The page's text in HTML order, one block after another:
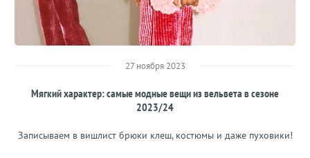
27 ноября 2023
Мягкий характер: самые модные вещи из вельвета в сезоне
2023/24
Записываем в вишлист брюки клеш, костюмы и даже пуховики!